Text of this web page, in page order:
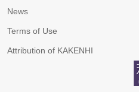
News
Terms of Use
Attribution of KAKENHI